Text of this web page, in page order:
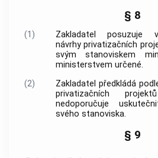
§ 8
(1)
Zakladatel posuzuje
návrhy privatizačních
svým stanoviskem
ministerstvem určené.
(2)
Zakladatel předkládá
privatizačních
nedoporučuje
svého stanoviska.
§ 9